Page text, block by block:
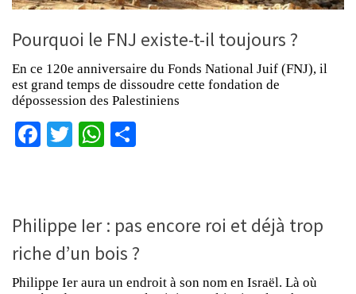
Pourquoi le FNJ existe-t-il toujours ?
En ce 120e anniversaire du Fonds National Juif (FNJ), il
est grand temps de dissoudre cette fondation de
dépossession des Palestiniens
Facebook
TwitterWhatsApp
Philippe Ier : pas encore roi et déjà trop
riche d’un bois ?
Philippe Ier aura un endroit à son nom en Israël. Là où